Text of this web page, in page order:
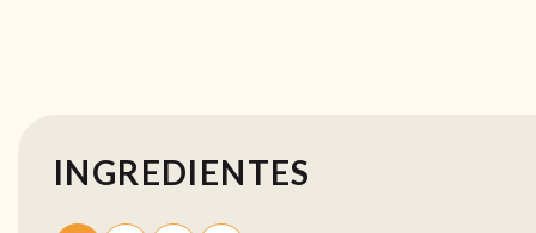
INGREDIENTES